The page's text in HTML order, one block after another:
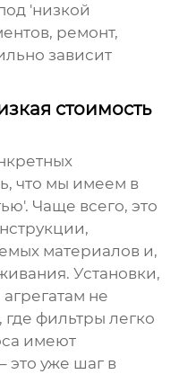
'низкой
ремонт,
зависит
стоимость
что мы имеем в
Чаще всего, это
материалов и,
Установки,
не
фильтры легко
имеют
это уже шаг в